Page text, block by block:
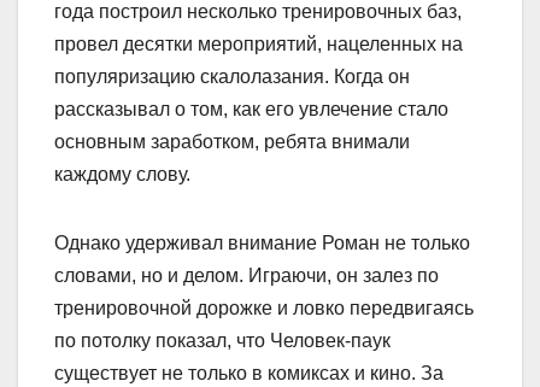
года построил несколько тренировочных баз,
провел десятки мероприятий, нацеленных на
популяризацию скалолазания. Когда он
рассказывал о том, как его увлечение стало
основным заработком, ребята внимали
каждому слову.
Однако удерживал внимание Роман не только
словами, но и делом. Играючи, он залез по
тренировочной дорожке и ловко передвигаясь
по потолку показал, что Человек-паук
существует не только в комиксах и кино. За